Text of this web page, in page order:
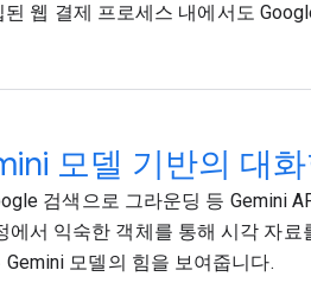
웹 결제 프로세스 내에서도
모델 기반의 대
검색으로 그라운딩 등 Gemini
서 익숙한 객체를 통해 시각 자료
모델의 힘을 보여줍니다.